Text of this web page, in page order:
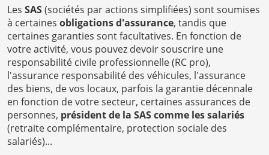
Les SAS(sociétés par actions simplifiées) sont soumises
à certaines obligations d'assurance, tandis que
certaines garanties sont facultatives. En fonction de
votre activité, vous pouvez devoir souscrire une
responsabilité civile professionnelle (RC pro),
l'assurance responsabilité des véhicules, l'assurance
des biens, de vos locaux, parfois la garantie décennale
en fonction de votre secteur, certaines assurances de
personnes, président de la SAS comme les salariés
(retraite complémentaire, protection sociale des
salariés)...